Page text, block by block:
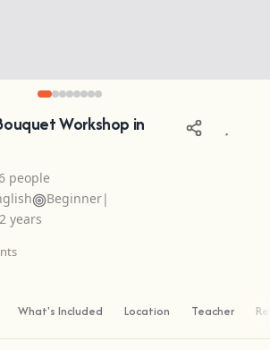
Workshop in
people
Beginner|
years
What's Included Location Teacher